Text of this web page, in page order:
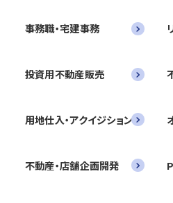
事務職・宅建事務
投資用不動産販売
用地仕入・アクイジション
不動産・店舗企画開発